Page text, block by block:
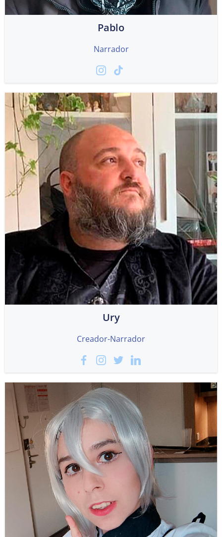
Pablo
Narrador
Ury
Creador-Narrador